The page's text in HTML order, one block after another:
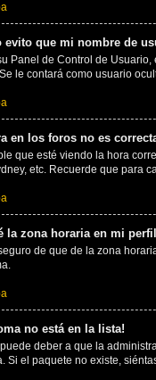
evito que mi nombre de
Panel de Control de
le contará como usuario
en los foros no es
que esté viendo la hora
etc. Recuerde que para
la zona horaria en mi
de que de la zona
no está en la lista!
puede deber a que la
Si el paquete no existe,